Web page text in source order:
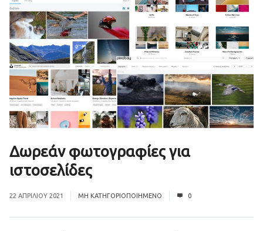
Δωρεάν φωτογραφίες για
ιστοσελίδες
22 ΑΠΡΙΛΊΟΥ 2021 ΜΗ ΚΑΤΗΓΟΡΙΟΠΟΙΗΜΈΝΟ 0